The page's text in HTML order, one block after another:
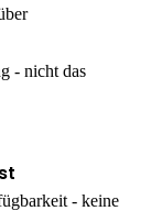
- nicht das
- keine